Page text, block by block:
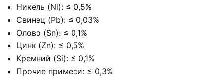
Никель (Ni): ≤ 0,5%
Свинец (Pb): ≤ 0,03%
Олово (Sn): ≤ 0,1%
Цинк (Zn): ≤ 0,5%
Кремний (Si): ≤ 0,1%
Прочие примеси: ≤ 0,3%